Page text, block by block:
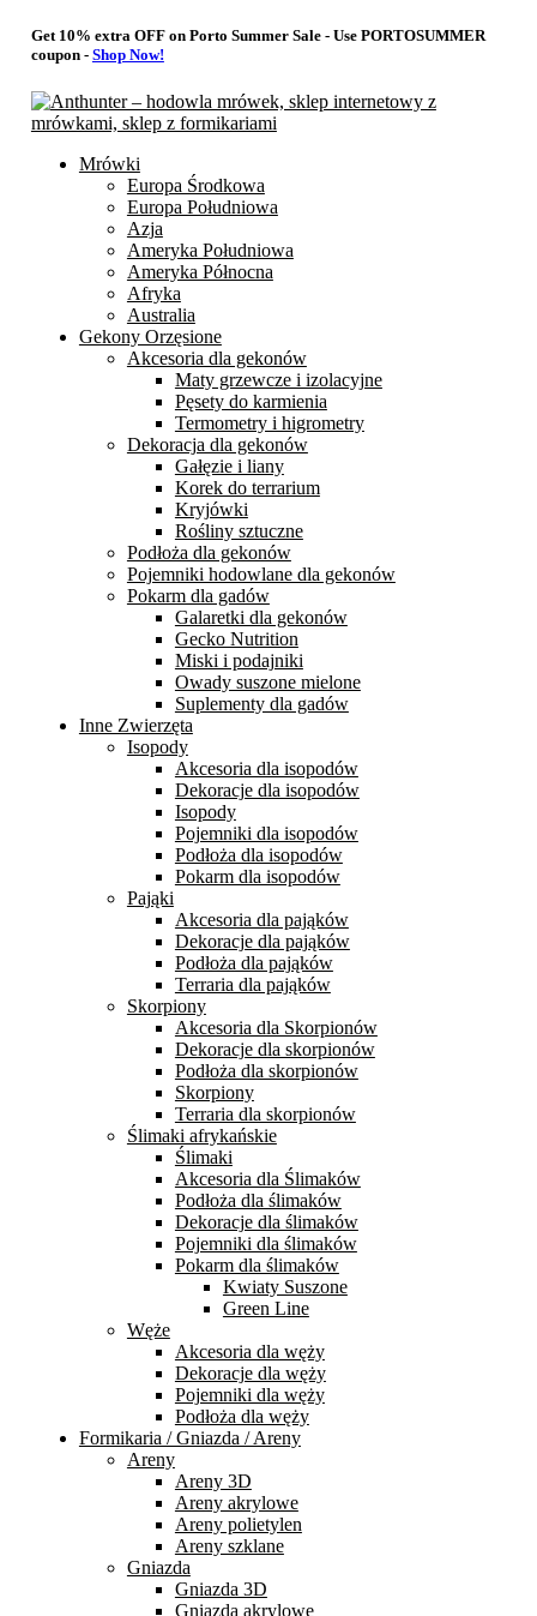
Get 10% extra OFF on Porto Summer Sale - Use PORTOSUMMER
coupon - Shop Now!
Mrówki
Europa Środkowa
Europa Południowa
Azja
Ameryka Południowa
Ameryka Północna
Afryka
Australia
Gekony Orzęsione
Akcesoria dla gekonów
Maty grzewcze i izolacyjne
Pęsety do karmienia
Termometry i higrometry
Dekoracja dla gekonów
Gałęzie i liany
Korek do terrarium
Kryjówki
Rośliny sztuczne
Podłoża dla gekonów
Pojemniki hodowlane dla gekonów
Pokarm dla gadów
Galaretki dla gekonów
Gecko Nutrition
Miski i podajniki
Owady suszone mielone
Suplementy dla gadów
Inne Zwierzęta
Isopody
Akcesoria dla isopodów
Dekoracje dla isopodów
Isopody
Pojemniki dla isopodów
Podłoża dla isopodów
Pokarm dla isopodów
Pająki
Akcesoria dla pająków
Dekoracje dla pająków
Podłoża dla pająków
Terraria dla pająków
Skorpiony
Akcesoria dla Skorpionów
Dekoracje dla skorpionów
Podłoża dla skorpionów
Skorpiony
Terraria dla skorpionów
Ślimaki afrykańskie
Ślimaki
Akcesoria dla Ślimaków
Podłoża dla ślimaków
Dekoracje dla ślimaków
Pojemniki dla ślimaków
Pokarm dla ślimaków
Kwiaty Suszone
Green Line
Węże
Akcesoria dla węży
Dekoracje dla węży
Pojemniki dla węży
Podłoża dla węży
Formikaria / Gniazda / Areny
Areny
Areny 3D
Areny akrylowe
Areny polietylen
Areny szklane
Gniazda
Gniazda 3D
Gniazda akrylowe